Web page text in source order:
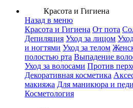
Красота и Гигиена
Назад в меню
Красота и Гигиена От пота
Депиляция Уход за лицом
и ногтями Уход за телом
полостью рта Выпадение
Уход за волосами Против
Декоративная косметика
макияжа Для маникюра и
Косметология